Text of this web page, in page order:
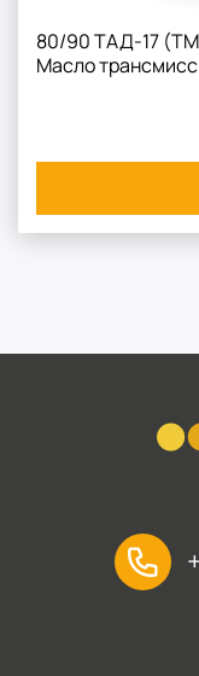
80/90 ТАД-17 (ТМ-
Масло